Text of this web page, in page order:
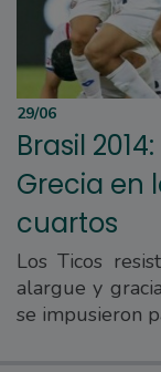
29/06
Brasil
Grecia en
cuartos
Los Ticos
alargue y
se impusieron